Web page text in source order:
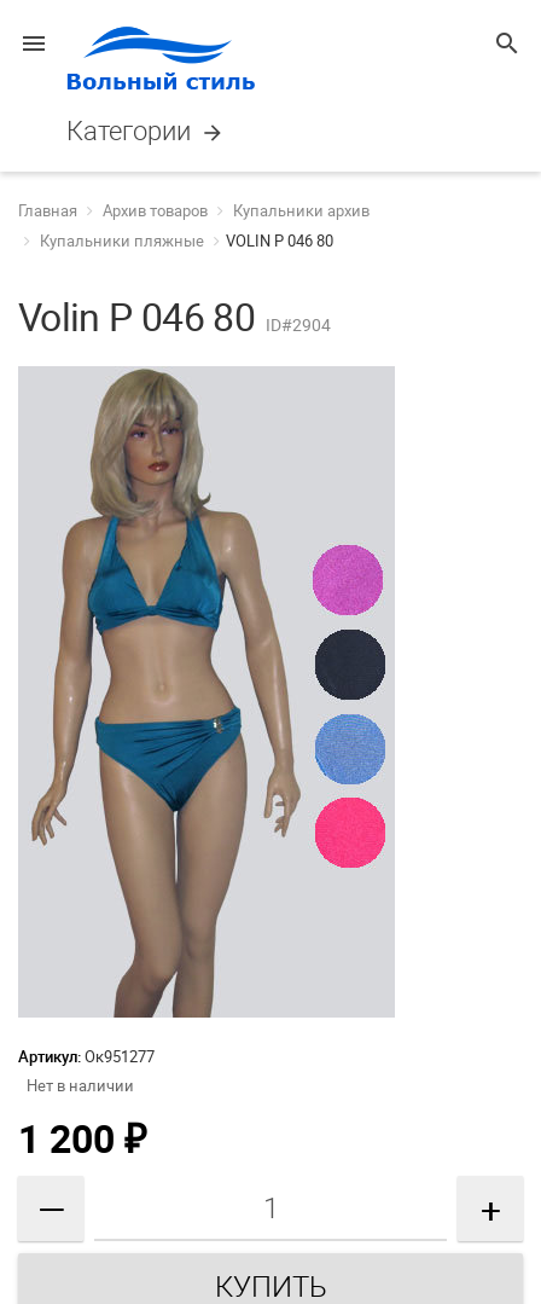
menu search
Категории arrow_forward
Главная Архив товаров
Купальники архив
Купальники пляжные
VOLIN P 046 80
Volin P 046 80 ID#2904
Артикул:Ок951277
Нет в наличии
1 200 ₽
— +